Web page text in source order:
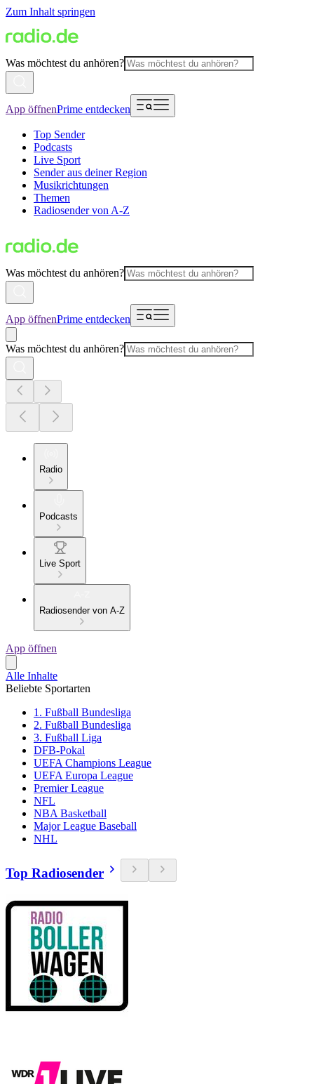
Zum Inhalt springen
Was möchtest du anhören?
App öffnenPrime entdecken
Top Sender
Podcasts
Live Sport
Sender aus deiner Region
Musikrichtungen
Themen
Radiosender von A-Z
Was möchtest du anhören?
App öffnenPrime entdecken
Was möchtest du anhören?
Radio
Podcasts
Live Sport
Radiosender von A-Z
App öffnen
Alle Inhalte
Beliebte Sportarten
1. Fußball Bundesliga
2. Fußball Bundesliga
3. Fußball Liga
DFB-Pokal
UEFA Champions League
UEFA Europa League
Premier League
NFL
NBA Basketball
Major League Baseball
NHL
Top Radiosender